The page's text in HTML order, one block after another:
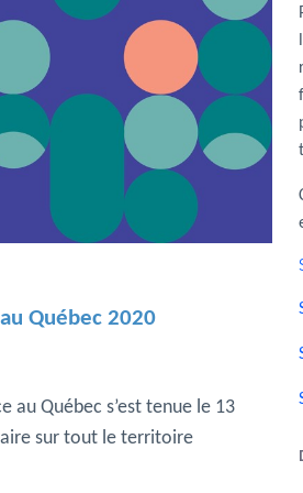
Québec 2020
au Québec s’est tenue le 13
sur tout le territoire